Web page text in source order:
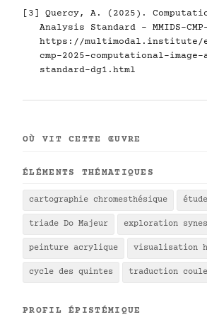
[3] Quercy, A. (2025).
Analysis Standard - MMIDS-
https://multimodal.institute/
cmp-2025-computational-
standard-dg1.html
OÙ VIT CETTE ŒUVRE
ÉLÉMENTS THÉMATIQUES
cartographie chromesthésique
triade Do Majeur exploration
peinture acrylique visualisation
cycle des quintes traduction
PROFIL ÉPISTÉMIQUE